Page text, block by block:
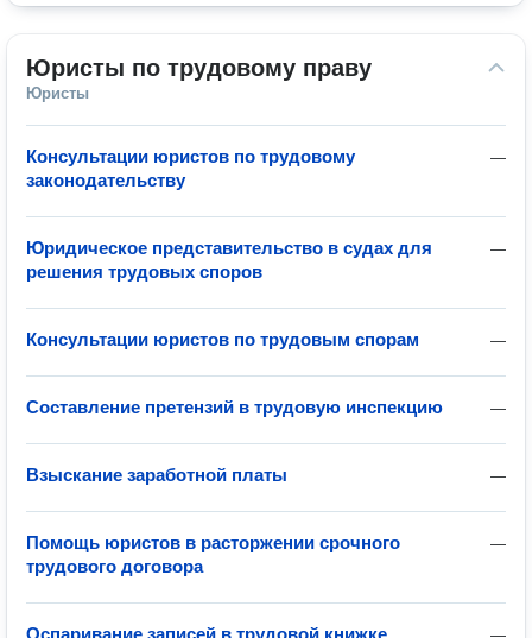
Юристы по трудовому праву
Юристы
—
Консультации юристов по трудовому
законодательству
—
Юридическое представительство в судах для
решения трудовых споров
—
Консультации юристов по трудовым спорам
—
Составление претензий в трудовую инспекцию
—
Взыскание заработной платы
—
Помощь юристов в расторжении срочного
трудового договора
Оспаривание записей в трудовой книжке